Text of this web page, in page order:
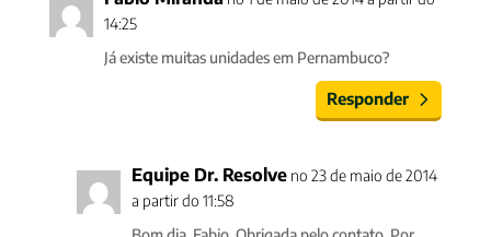
14:25
Já existe muitas unidades em Pernambuco?
Responder
Equipe Dr. Resolve no 23 de maio de 2014
a partir do 11:58